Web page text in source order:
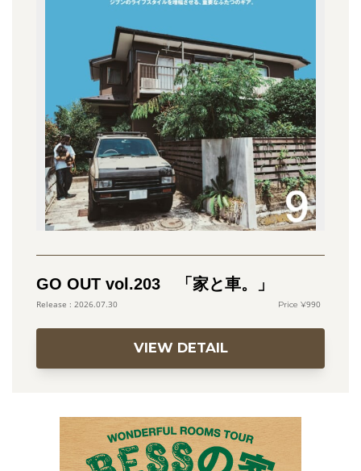
GO OUT vol.203 「家と車。」
2026.07.30 990
VIEW DETAIL